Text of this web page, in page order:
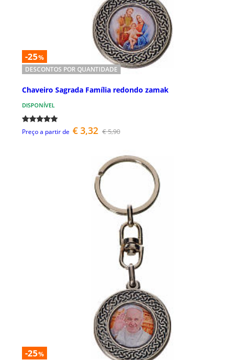
-25%
DESCONTOS POR QUANTIDADE
Chaveiro Sagrada Família redondo zamak
DISPONÍVEL
Preço a partir de € 3,32 € 5,90
-25%